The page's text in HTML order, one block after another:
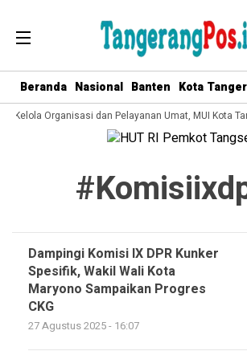
Beranda Nasional Banten Kota
Kelola Organisasi dan Pelayanan Umat, MUI Kota
Dampingi Komisi IX DPR Kunker
Spesifik, Wakil Wali Kota
Maryono Sampaikan Progres
CKG
27 Agustus 2025 - 16:07